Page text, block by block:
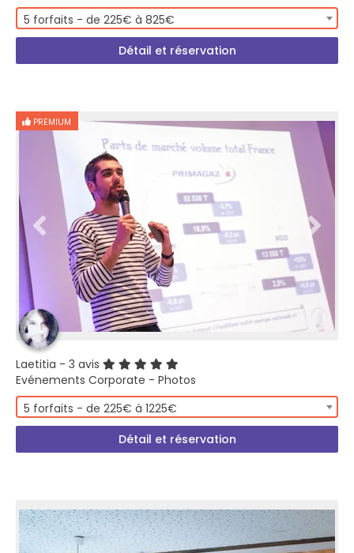
5 forfaits - de 225€ à 825€
Détail et réservation
PREMIUM
Laetitia - 3 avis
Evénements Corporate - Photos
5 forfaits - de 225€ à 1225€
Détail et réservation